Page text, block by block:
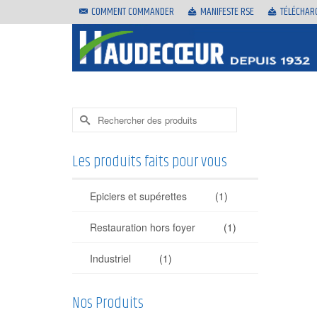
COMMENT COMMANDER MANIFESTE RSE
Rechercher :
Les produits faits pour vous
Epiciers et supérettes (1)
Restauration hors foyer (1)
Industriel (1)
Nos Produits